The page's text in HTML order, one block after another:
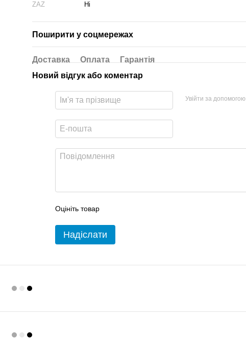
ZAZ
Ні
Поширити у соцмережах
Доставка Оплата
Гарантія
Новий відгук або коментар
Увійти за допомогою
Оцініть товар
Надіслати